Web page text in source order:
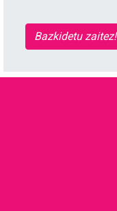
Bazkidetu zaitez!